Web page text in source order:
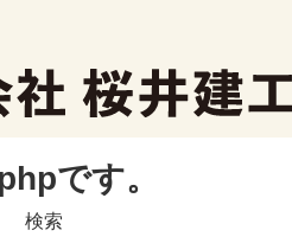
です。